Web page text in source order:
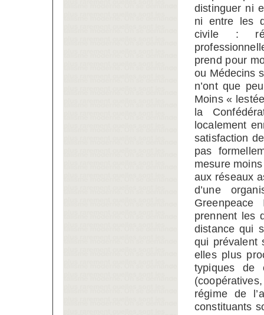
distinguer ni
ni entre les
civile :
prend pour
ou Médecins
n’ont que
Moins «
la
localement
satisfaction
pas
mesure
aux réseaux
d’une
prennent les
distance qui
qui prévalent
elles plus
typiques de
régime de
constituants